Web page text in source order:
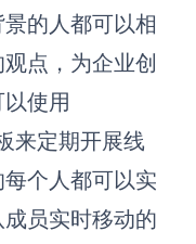
的人都可以相
点，为企业创
使用
来定期开展线
个人都可以实
员实时移动的